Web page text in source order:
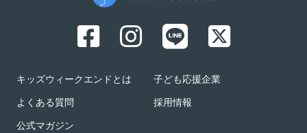
キッズウィークエンドとは
よくある質問
公式マガジン
子ども応援企業
採用情報